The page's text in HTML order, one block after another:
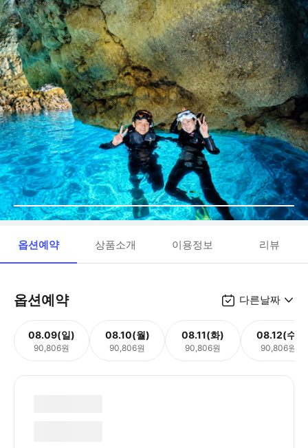
옵션예약 상품소개 이용정보 리뷰
옵션예약 다른날짜
08.09(일)
90,806원
08.10(월)
90,806원
08.11(화)
90,806원
08.12(수)
90,806원